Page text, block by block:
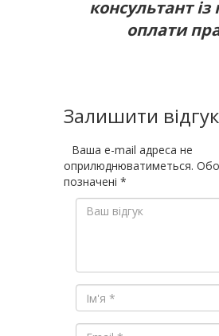
консультант із
оплати
Залишити відгук
Ваша e-mail адреса не
оприлюднюватиметься.
позначені *